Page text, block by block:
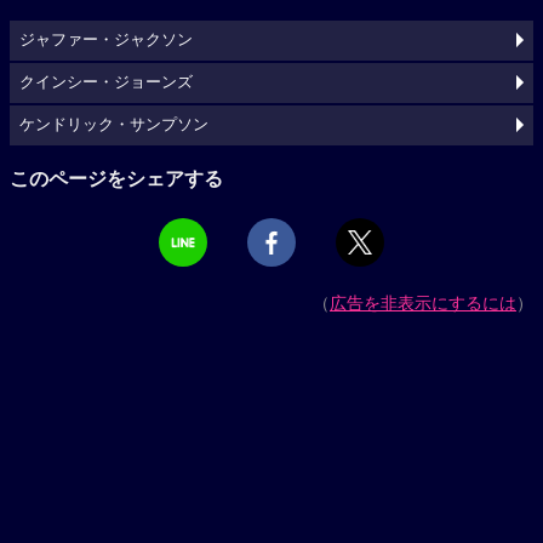
ジャファー・ジャクソン
クインシー・ジョーンズ
ケンドリック・サンプソン
このページをシェアする
（広告を非表示にするには）